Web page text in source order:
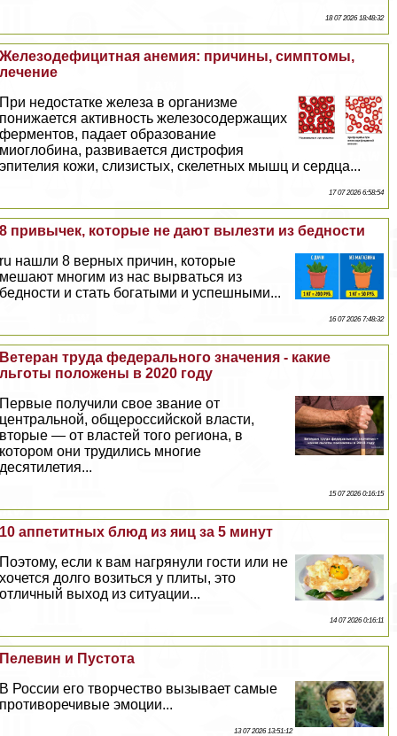
18 07 2026 18:48:32
Железодефицитная анемия: причины, симптомы,
лечение
При недостатке железа в организме
понижается активность железосодержащих
ферментов, падает образование
миоглобина, развивается дистрофия
эпителия кожи, слизистых, скелетных мышц и сердца...
17 07 2026 6:58:54
8 привычек, которые не дают вылезти из бедности
ru нашли 8 верных причин, которые
мешают многим из нас вырваться из
бедности и стать богатыми и успешными...
16 07 2026 7:48:32
Ветеран труда федерального значения - какие
льготы положены в 2020 году
Первые получили свое звание от
центральной, общероссийской власти,
вторые — от властей того региона, в
котором они трудились многие
десятилетия...
15 07 2026 0:16:15
10 аппетитных блюд из яиц за 5 минут
Поэтому, если к вам нагрянули гости или не
хочется долго возиться у плиты, это
отличный выход из ситуации...
14 07 2026 0:16:11
Пелевин и Пустота
В России его творчество вызывает самые
противоречивые эмоции...
13 07 2026 13:51:12